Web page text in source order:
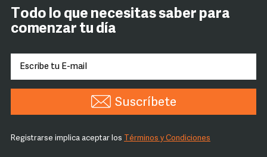
Todo lo que necesitas saber para
comenzar tu día
Suscríbete
Registrarse implica aceptar los Términos y Condiciones